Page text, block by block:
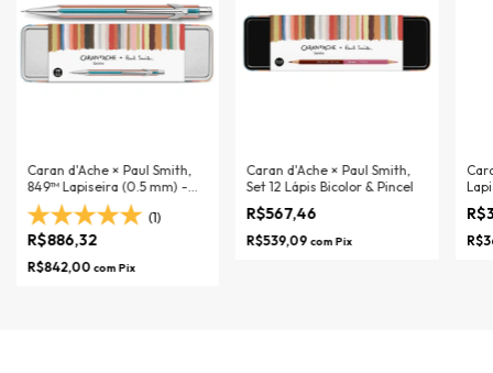
Caran d'Ache × Paul Smith,
849™ Lapiseira (0.5 mm) -
Grey Silver
(1)
R$886,32
R$842,00 com Pix
Caran d'Ache × Paul Smith,
Set 12 Lápis Bicolor & Pincel
R$567,46
R$539,09com Pix
Blue